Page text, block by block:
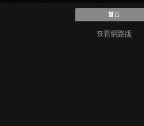
首頁
查看網路版